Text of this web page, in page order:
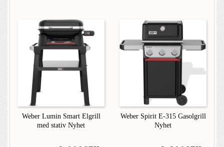
Weber Lumin Smart Elgrill
med stativ Nyhet
Weber Spirit E-315 Gasolgrill
Nyhet